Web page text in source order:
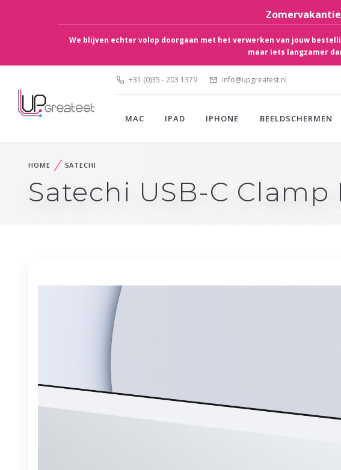
We blijven echter volop doorgaan met het verwerken van jouw
maar iets langzamer
+31 (0)35 - 203 1379 info@upgreatest.nl
MAC IPAD IPHONE BEELDSCHERMEN
HOME SATECHI
Satechi USB-C